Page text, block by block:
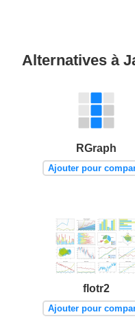
Alternatives à
RGraph
Ajouter pour
flotr2
Ajouter pour